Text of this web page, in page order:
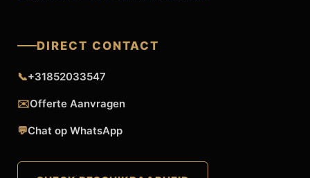
DIRECT CONTACT
📞+31852033547
✉️Offerte Aanvragen
💬Chat op WhatsApp